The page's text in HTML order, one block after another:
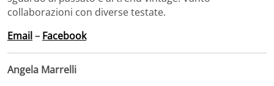
collaborazioni con diverse testate.
Email– Facebook
Angela Marrelli